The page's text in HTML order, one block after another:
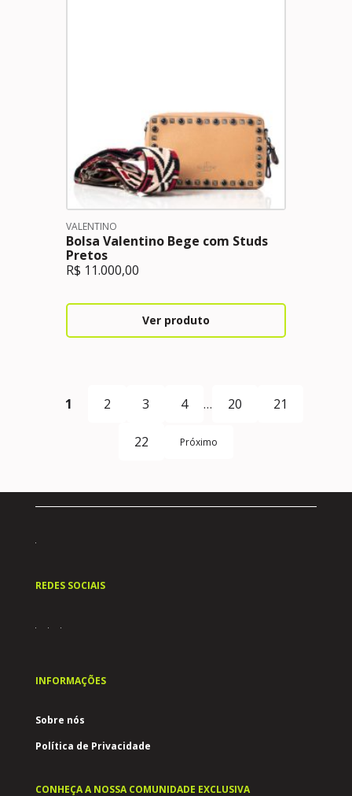
VALENTINO
Bolsa Valentino Bege com Studs
Pretos
R$ 11.000,00
Ver produto
1 2 3 4 … 20 21
22 Próximo
REDES SOCIAIS
INFORMAÇÕES
Sobre nós
Política de Privacidade
CONHEÇA A NOSSA COMUNIDADE EXCLUSIVA